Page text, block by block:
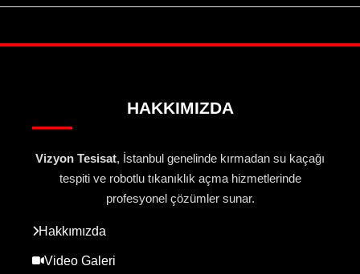
HAKKIMIZDA
Vizyon Tesisat, İstanbul genelinde kırmadan su kaçağı
tespiti ve robotlu tıkanıklık açma hizmetlerinde
profesyonel çözümler sunar.
Hakkımızda
Video Galeri